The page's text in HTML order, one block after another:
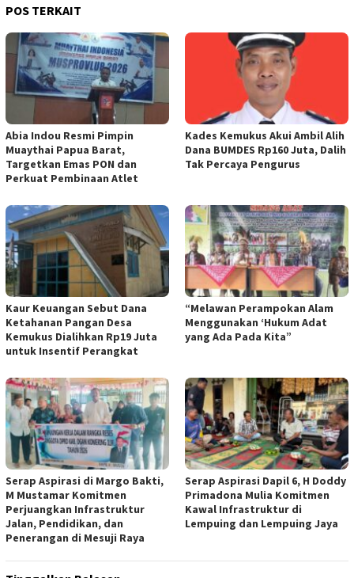
POS TERKAIT
Abia Indou Resmi Pimpin
Muaythai Papua Barat,
Targetkan Emas PON dan
Perkuat Pembinaan Atlet
Kades Kemukus Akui Ambil Alih
Dana BUMDES Rp160 Juta, Dalih
Tak Percaya Pengurus
Kaur Keuangan Sebut Dana
Ketahanan Pangan Desa
Kemukus Dialihkan Rp19 Juta
untuk Insentif Perangkat
“Melawan Perampokan Alam
Menggunakan ‘Hukum Adat
yang Ada Pada Kita”
Serap Aspirasi di Margo Bakti,
M Mustamar Komitmen
Perjuangkan Infrastruktur
Jalan, Pendidikan, dan
Penerangan di Mesuji Raya
Serap Aspirasi Dapil 6, H Doddy
Primadona Mulia Komitmen
Kawal Infrastruktur di
Lempuing dan Lempuing Jaya